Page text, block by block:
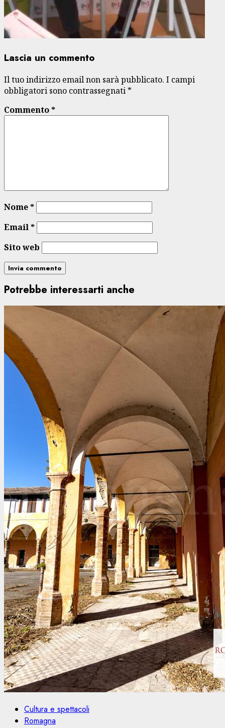
Lascia un commento
Il tuo indirizzo email non sarà pubblicato. I campi
obbligatori sono contrassegnati *
Commento*
Nome*
Email*
Sito web
Potrebbe interessarti anche
Cultura e spettacoli
Romagna